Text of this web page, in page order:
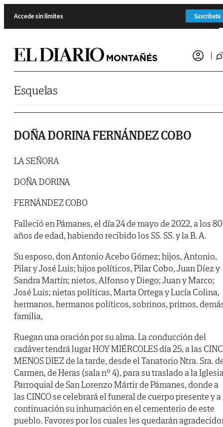
Accede sin límites Suscríbete
Esquelas
DOÑA DORINA FERNÁNDEZ COBO
LA SEÑORA
DOÑA DORINA
FERNÁNDEZ COBO
Falleció en Pámanes, el día 24 de mayo de 2022, a los 80
años de edad, habiendo recibido los SS. SS. y la B. A.
Su esposo, don Antonio Acebo Gómez; hijos, Antonio,
Pilar y José Luis; hijos políticos, Pilar Cobo, Juan Díez y
Sandra Martín; nietos, Alfonso y Diego; Juan y Marco;
José Luis; nietas políticas, Marta Ortega y Lucía Colina,
hermanos, hermanos políticos, sobrinos, primos,
familia,
Ruegan una oración por su alma. La conducción del
cadáver tendrá lugar HOY MIÉRCOLES día 25, a las
MENOS DIEZ de la tarde, desde el Tanatorio Ntra. Sra.
Carmen, de Heras (sala nº 4), para su traslado a la
Parroquial de San Lorenzo Mártir de Pámanes, donde a
las CINCO se celebrará el funeral de cuerpo presente y a
continuación su inhumación en el cementerio de este
pueblo. Favores por los cuales les quedarán